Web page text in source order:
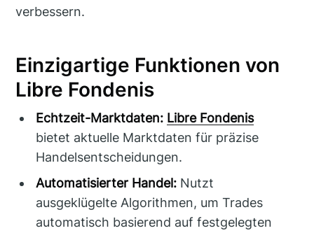
verbessern.
Einzigartige Funktionen von
Libre Fondenis
Echtzeit-Marktdaten: Libre Fondenis
bietet aktuelle Marktdaten für präzise
Handelsentscheidungen.
Automatisierter Handel: Nutzt
ausgeklügelte Algorithmen, um Trades
automatisch basierend auf festgelegten